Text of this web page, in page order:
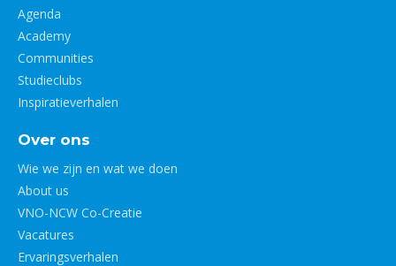
Agenda
Academy
Communities
Studieclubs
Inspiratieverhalen
Over ons
Wie we zijn en wat we doen
About us
VNO-NCW Co-Creatie
Vacatures
Ervaringsverhalen